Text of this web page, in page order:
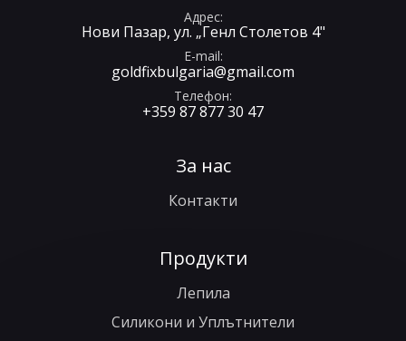
За нас
Контакти
Продукти
Лепила
Силикони и Уплътнители
Адрес
Нови Пазар, ул. „Генл Столетов 4"
E-mail
goldfixbulgaria@gmail.com
Телефон
+359 87 877 30 47